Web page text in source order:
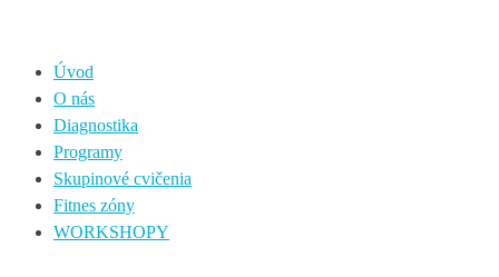
Úvod
O nás
Diagnostika
Programy
Skupinové cvičenia
Fitnes zóny
WORKSHOPY